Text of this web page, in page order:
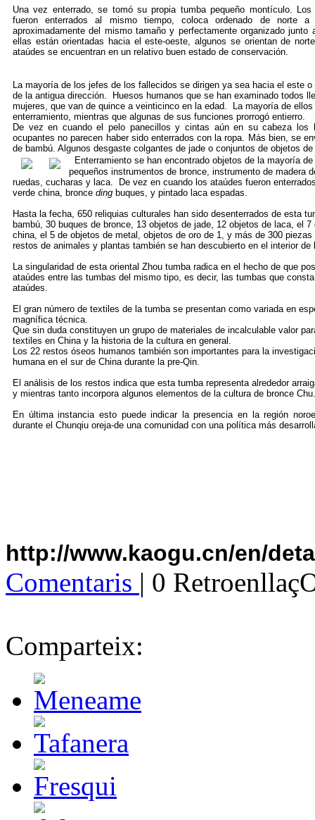
Una vez enterrado, se tomó su propia tumba pequeño montículo.
fueron enterrados al mismo tiempo, coloca ordenado de norte a
aproximadamente del mismo tamaño y perfectamente organizado junto
ellas están orientadas hacia el este-oeste, algunos se orientan de
ataúdes se encuentran en un relativo buen estado de conservación.
La mayoría de los jefes de los fallecidos se dirigen ya sea hacia el este
de la antigua dirección.
Huesos humanos que se han examinado todos
mujeres, que van de quince a veinticinco en la edad.
La mayoría de
enterramiento, mientras que algunas de sus funciones prorrogó entierro.
De vez en cuando el pelo panecillos y cintas aún en su cabeza los
ocupantes no parecen haber sido enterrados con la ropa.
Más bien, se
de bambú. Algunos desgaste colgantes de jade o conjuntos de objetos de
Enterramiento se han encontrado objetos de la mayoría
pequeños instrumentos de bronce, instrumento de madera
ruedas, cucharas y laca.
De vez en cuando los ataúdes fueron
verde china, bronce ding buques, y pintado laca espadas.
Hasta la fecha, 650 reliquias culturales han sido desenterrados de esta
bambú, 30 buques de bronce, 13 objetos de jade, 12 objetos de laca, el
china, el 5 de objetos de metal, objetos de oro de 1, y más de 300
restos de animales y plantas también se han descubierto en el interior de
La singularidad de esta oriental Zhou tumba radica en el hecho de que
ataúdes entre las tumbas del mismo tipo, es decir, las tumbas que
ataúdes.
El gran número de textiles de la tumba se presentan como variada en
magnífica técnica.
Que sin duda constituyen un grupo de materiales de incalculable valor
textiles en China y la historia de la cultura en general.
Los 22 restos óseos humanos también son importantes para la
humana en el sur de China durante la pre-Qin.
El análisis de los restos indica que esta tumba representa alrededor
y mientras tanto incorpora algunos elementos de la cultura de bronce Chu.
En última instancia esto puede indicar la presencia en la región
durante el Chunqiu oreja-de una comunidad con una política más
http://www.kaogu.cn/en/
Comentaris | 0
Comparteix: